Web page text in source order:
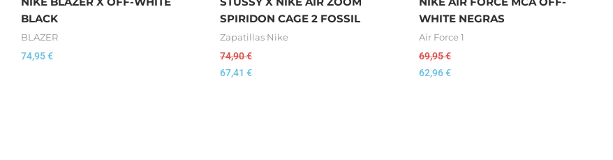
BLACK
BLAZER
74,95€
SPIRIDON CAGE 2 FOSSIL
Zapatillas Nike
74,90€
67,41 €
WHITE NEGRAS
Air Force 1
69,95€
62,96€